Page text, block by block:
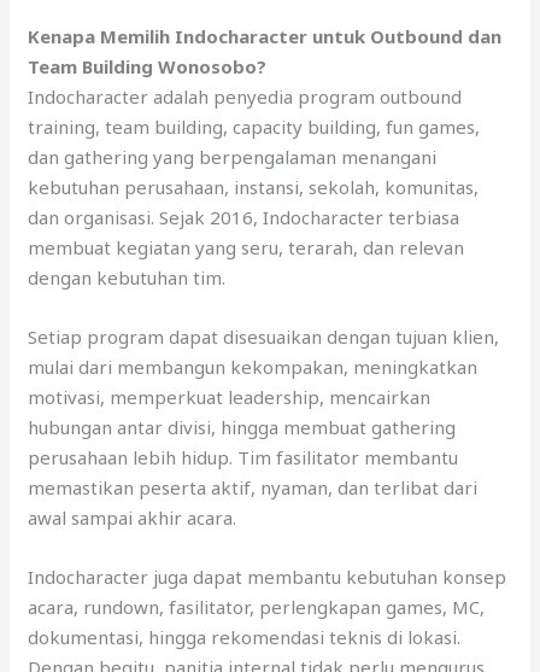
Kenapa Memilih Indocharacter untuk Outbound dan
Team Building Wonosobo?
Indocharacter adalah penyedia program outbound
training, team building, capacity building, fun games,
dan gathering yang berpengalaman menangani
kebutuhan perusahaan, instansi, sekolah, komunitas,
dan organisasi. Sejak 2016, Indocharacter terbiasa
membuat kegiatan yang seru, terarah, dan relevan
dengan kebutuhan tim.
Setiap program dapat disesuaikan dengan tujuan klien,
mulai dari membangun kekompakan, meningkatkan
motivasi, memperkuat leadership, mencairkan
hubungan antar divisi, hingga membuat gathering
perusahaan lebih hidup. Tim fasilitator membantu
memastikan peserta aktif, nyaman, dan terlibat dari
awal sampai akhir acara.
Indocharacter juga dapat membantu kebutuhan konsep
acara, rundown, fasilitator, perlengkapan games, MC,
dokumentasi, hingga rekomendasi teknis di lokasi.